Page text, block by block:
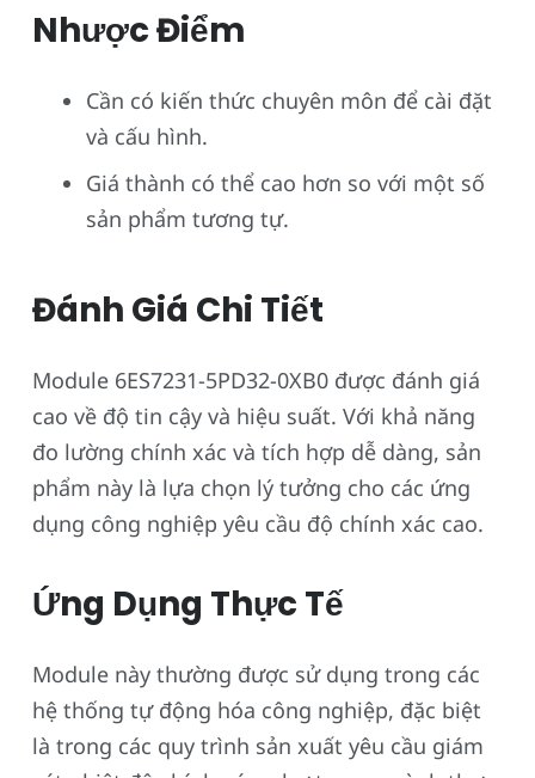
Nhược Điểm
Cần có kiến thức chuyên môn để cài đặt
và cấu hình.
Giá thành có thể cao hơn so với một số
sản phẩm tương tự.
Đánh Giá Chi Tiết
Module 6ES7231-5PD32-0XB0 được đánh giá
cao về độ tin cậy và hiệu suất. Với khả năng
đo lường chính xác và tích hợp dễ dàng, sản
phẩm này là lựa chọn lý tưởng cho các ứng
dụng công nghiệp yêu cầu độ chính xác cao.
Ứng Dụng Thực Tế
Module này thường được sử dụng trong các
hệ thống tự động hóa công nghiệp, đặc biệt
là trong các quy trình sản xuất yêu cầu giám